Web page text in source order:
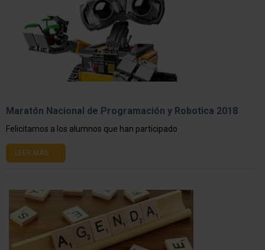
Maratón Nacional de Programación y Robotica 2018
Felicitamos a los alumnos que han participado
LEER MÁS